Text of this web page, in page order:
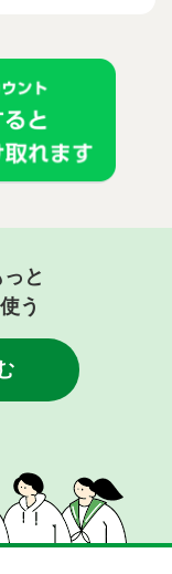
と
う